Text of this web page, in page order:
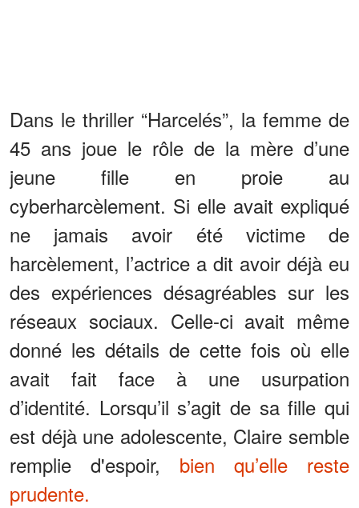
Dans le thriller “Harcelés”, la femme de
45 ans joue le rôle de la mère d’une
jeune fille en proie au
cyberharcèlement. Si elle avait expliqué
ne jamais avoir été victime de
harcèlement, l’actrice a dit avoir déjà eu
des expériences désagréables sur les
réseaux sociaux. Celle-ci avait même
donné les détails de cette fois où elle
avait fait face à une usurpation
d’identité. Lorsqu’il s’agit de sa fille qui
est déjà une adolescente, Claire semble
remplie d'espoir, bien qu’elle reste
prudente.